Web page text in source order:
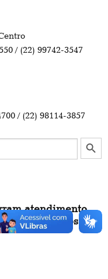
/ (22) 99742-3547
/ (22) 98114-3857
Search Button
atendimento
de ventos